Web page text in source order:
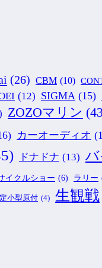
(26) CBM (10)
(12) SIGMA (15)
ZOZOマリン
カーオーディオ
ドナドナ (13)
イクルショー (6) ラリー
小型原付 (4) 生観戦